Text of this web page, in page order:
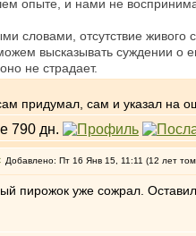
опыте, и нами не
словами, отсутствие
высказывать суждении о
не страдает.
придумал, сам и указал на
Добавлено: Пт 16 Янв 15, 11:11 (12 лет
пирожок уже сожрал.